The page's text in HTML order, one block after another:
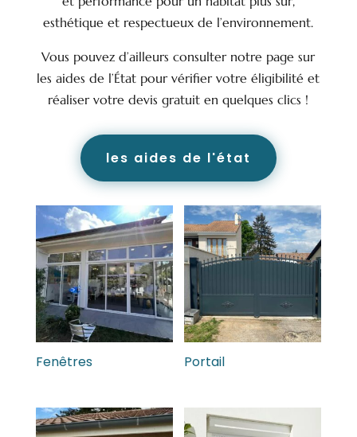
esthétique et respectueux de l’environnement.
Vous pouvez d’ailleurs consulter notre page sur
les aides de l’État pour vérifier votre éligibilité et
réaliser votre devis gratuit en quelques clics !
les aides de l'état
Fenêtres Portail